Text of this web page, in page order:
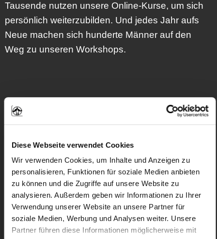
Diese Webseite verwendet Cookies
Wir verwenden Cookies, um Inhalte und Anzeigen zu
personalisieren, Funktionen für soziale Medien anbieten
zu können und die Zugriffe auf unsere Website zu
analysieren. Außerdem geben wir Informationen zu Ihrer
Verwendung unserer Website an unsere Partner für
soziale Medien, Werbung und Analysen weiter. Unsere
Partner führen diese Informationen möglicherweise mit
Tausende nutzen unsere Online-Kurse, um sich
persönlich weiterzubilden. Und jedes Jahr aufs
Neue machen sich hunderte Männer auf den
Weg zu unseren Workshops.